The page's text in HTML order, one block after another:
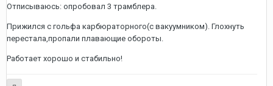
Отписываюсь: опробовал 3 трамблера.
Прижился с гольфа карбюраторного(с вакуумником). Глохнуть
перестала,пропали плавающие обороты.
Работает хорошо и стабильно!